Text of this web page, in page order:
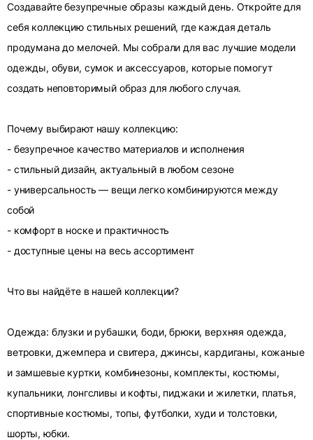
Создавайте безупречные образы каждый день. Откройте для
себя коллекцию стильных решений, где каждая деталь
продумана до мелочей. Мы собрали для вас лучшие модели
одежды, обуви, сумок и аксессуаров, которые помогут
создать неповторимый образ для любого случая.
Почему выбирают нашу коллекцию:
- безупречное качество материалов и исполнения
- стильный дизайн, актуальный в любом сезоне
- универсальность — вещи легко комбинируются между
собой
- комфорт в носке и практичность
- доступные цены на весь ассортимент
Что вы найдёте в нашей коллекции?
Одежда: блузки и рубашки, боди, брюки, верхняя одежда,
ветровки, джемпера и свитера, джинсы, кардиганы, кожаные
и замшевые куртки, комбинезоны, комплекты, костюмы,
купальники, лонгсливы и кофты, пиджаки и жилетки, платья,
спортивные костюмы, топы, футболки, худи и толстовки,
шорты, юбки.